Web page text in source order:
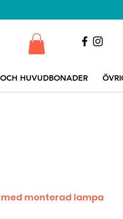
HUVUDBONADER
med monterad lampa